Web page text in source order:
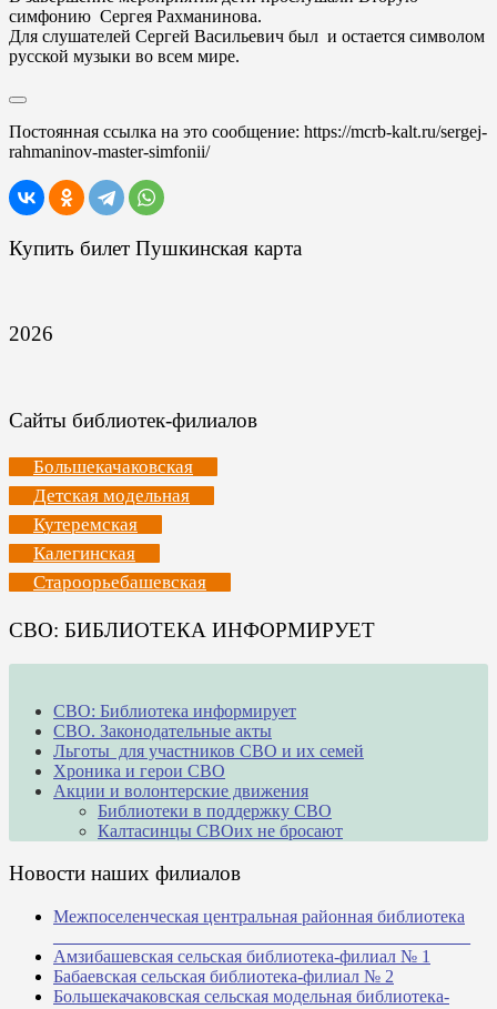
симфонию Сергея Рахманинова.
Для слушателей Сергей Васильевич был и остается символом
русской музыки во всем мире.
Постоянная ссылка на это сообщение: https://mcrb-kalt.ru/sergej-
rahmaninov-master-simfonii/
Купить билет Пушкинская карта
2026
Сайты библиотек-филиалов
Большекачаковская
Детская модельная
Кутеремская
Калегинская
Староорьебашевская
СВО: БИБЛИОТЕКА ИНФОРМИРУЕТ
СВО: Библиотека информирует
СВО. Законодательные акты
Льготы для участников СВО и их семей
Хроника и герои СВО
Акции и волонтерские движения
Библиотеки в поддержку СВО
Калтасинцы СВОих не бросают
Новости наших филиалов
Межпоселенческая центральная районная библиотека
Амзибашевская сельская библиотека-филиал № 1
Бабаевская сельская библиотека-филиал № 2
Большекачаковская сельская модельная библиотека-